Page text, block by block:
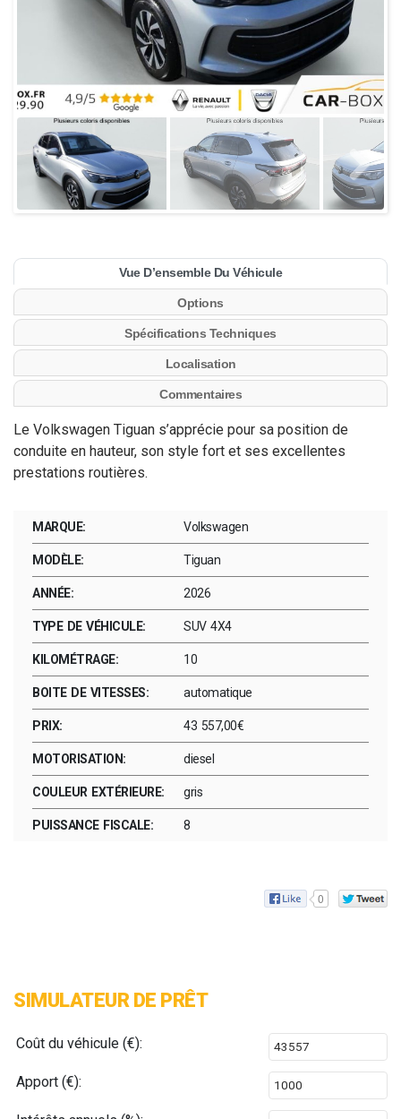
Vue D’ensemble Du Véhicule
Options
Spécifications Techniques
Localisation
Commentaires
Le Volkswagen Tiguan s’apprécie pour sa position de
conduite en hauteur, son style fort et ses excellentes
prestations routières.
MARQUE: Volkswagen
MODÈLE: Tiguan
ANNÉE: 2026
TYPE DE VÉHICULE: SUV 4X4
KILOMÉTRAGE: 10
BOITE DE VITESSES: automatique
PRIX: 43 557,00€
MOTORISATION: diesel
COULEUR EXTÉRIEURE: gris
PUISSANCE FISCALE: 8
0
SIMULATEUR DE PRÊT
Coût du véhicule (€):
Apport (€):